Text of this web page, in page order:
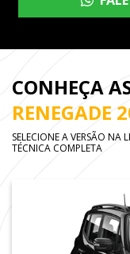
CONHEÇA
RENEGADE
SELECIONE A VERSÃO NA
TÉCNICA COMPLETA